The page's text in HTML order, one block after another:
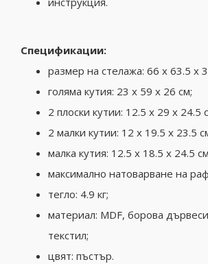
Спецификации:
размер на стелажа: 66 x 63.5 x
голяма кутия: 23 x 59 x 26 см;
2 плоски кутии: 12.5 x 29 x 24.5
2 малки кутии: 12 x 19.5 x 23.5
малка кутия: 12.5 x 18.5 x 24.5
максимално натоварване на
тегло: 4.9 кг;
материал: MDF, борова
текстил;
цвят: пъстър.